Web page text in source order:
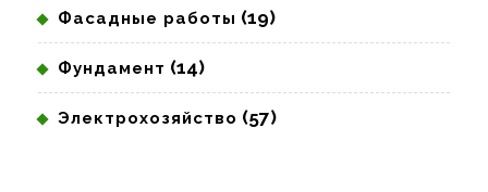
Фасадные работы (19)
Фундамент (14)
Электрохозяйство (57)